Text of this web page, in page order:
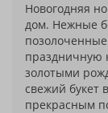
Новогодняя
дом. Нежные
праздничную
золотыми
свежий букет
прекрасным